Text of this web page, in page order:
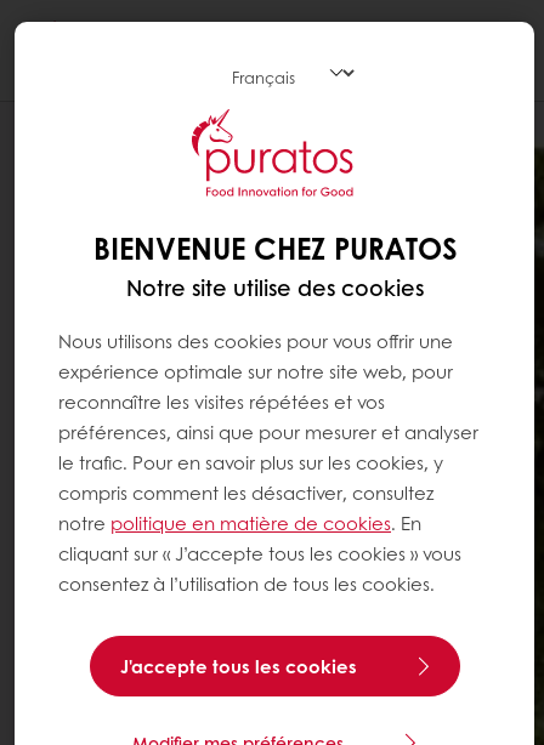
BIENVENUE CHEZ PURATOS
Notre site utilise des cookies
Nous utilisons des cookies pour vous offrir une
expérience optimale sur notre site web, pour
reconnaître les visites répétées et vos
préférences, ainsi que pour mesurer et analyser
le trafic. Pour en savoir plus sur les cookies, y
compris comment les désactiver, consultez
notre politique en matière de cookies. En
cliquant sur « J’accepte tous les cookies » vous
consentez à l’utilisation de tous les cookies.
J'accepte tous les cookies